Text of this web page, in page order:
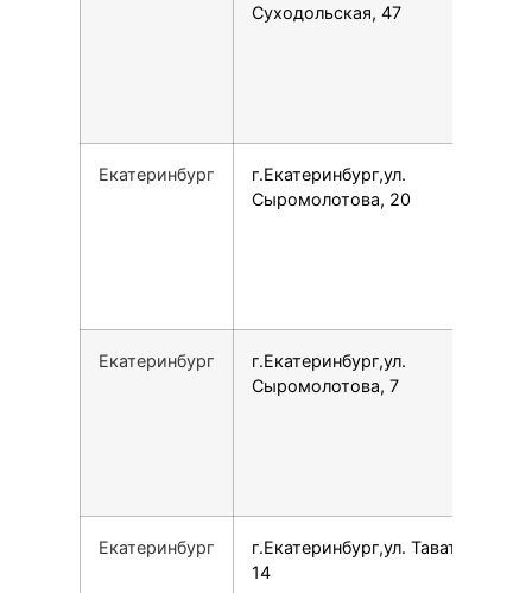
Суходольская, 47
Екатеринбург
г.Екатеринбург,ул.
Сыромолотова, 20
Екатеринбург
г.Екатеринбург,ул.
Сыромолотова, 7
Екатеринбург
г.Екатеринбург,ул. Таватуйская,
14